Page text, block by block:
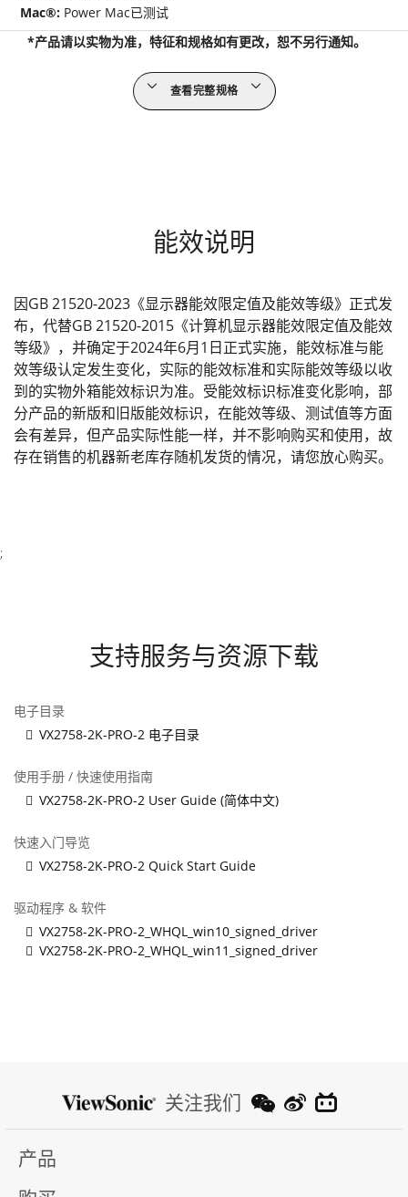
Mac®: Power Mac已测试
*产品请以实物为准，特征和规格如有更改，恕不另行通知。
查看完整规格
能效说明
因GB 21520-2023《显示器能效限定值及能效等级》正式发
布，代替GB 21520-2015《计算机显示器能效限定值及能效
等级》，并确定于2024年6月1日正式实施，能效标准与能
效等级认定发生变化，实际的能效标准和实际能效等级以收
到的实物外箱能效标识为准。受能效标识标准变化影响，部
分产品的新版和旧版能效标识，在能效等级、测试值等方面
会有差异，但产品实际性能一样，并不影响购买和使用，故
存在销售的机器新老库存随机发货的情况，请您放心购买。
;
支持服务与资源下载
电子目录
VX2758-2K-PRO-2 电子目录
使用手册 / 快速使用指南
VX2758-2K-PRO-2 User Guide (简体中文)
快速入门导览
VX2758-2K-PRO-2 Quick Start Guide
驱动程序 & 软件
VX2758-2K-PRO-2_WHQL_win10_signed_driver
VX2758-2K-PRO-2_WHQL_win11_signed_driver
关注我们
产品